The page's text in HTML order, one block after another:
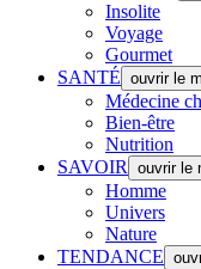
Insolite
Voyage
Gourmet
SANTÉ ouvrir le
Médecine
Bien-être
Nutrition
SAVOIR
ouvrir le
Homme
Univers
Nature
TENDANCE